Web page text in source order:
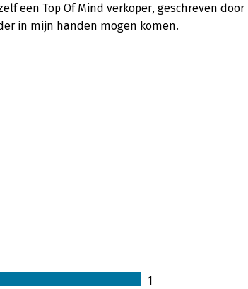
een Top Of Mind verkoper, geschreven door
in mijn handen mogen komen.
1